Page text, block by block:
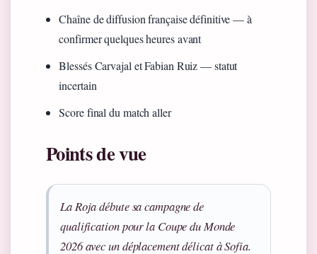
Chaîne de diffusion française définitive — à
confirmer quelques heures avant
Blessés Carvajal et Fabian Ruiz — statut
incertain
Score final du match aller
Points de vue
La Roja débute sa campagne de
qualification pour la Coupe du Monde
2026 avec un déplacement délicat à Sofia.